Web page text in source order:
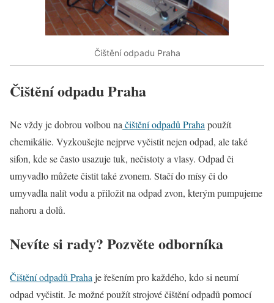
Čištění odpadu Praha
Čištění odpadu Praha
Ne vždy je dobrou volbou na čištění odpadů Praha použít
chemikálie. Vyzkoušejte nejprve vyčistit nejen odpad, ale také
sifon, kde se často usazuje tuk, nečistoty a vlasy. Odpad či
umyvadlo můžete čistit také zvonem. Stačí do mísy či do
umyvadla nalít vodu a přiložit na odpad zvon, kterým pumpujeme
nahoru a dolů.
Nevíte si rady? Pozvěte odborníka
Čištění odpadů Praha je řešením pro každého, kdo si neumí
odpad vyčistit. Je možné použít strojové čištění odpadů pomocí